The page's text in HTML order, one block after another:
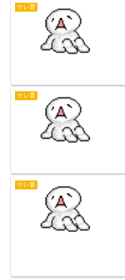
サレ妻
サレ妻
サレ妻